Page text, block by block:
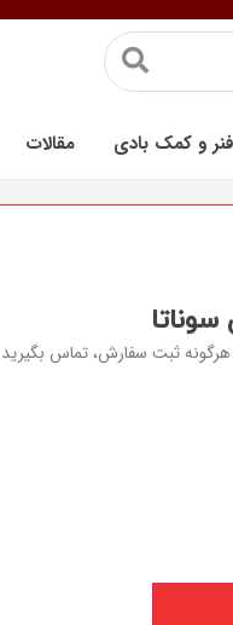
و کمک بادی مقالات
ثبت سفارش، تماس بگیرید